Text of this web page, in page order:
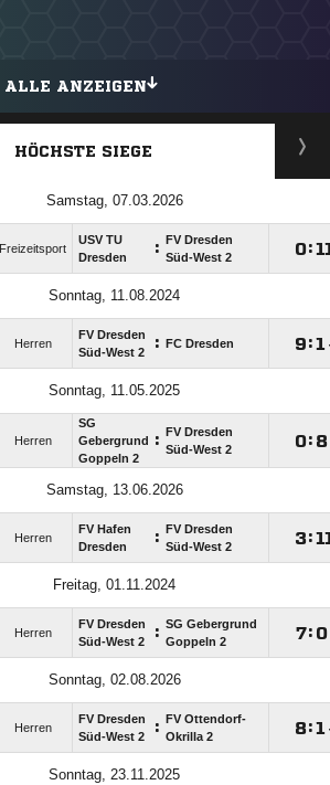
ALLE ANZEIGEN
HÖCHSTE SIEGE
Samstag, 07.03.2026
Freizeitsport
USV TU
Dresden
:
FV Dresden
Süd-West 2
:
Sonntag, 11.08.2024
Herren
FV Dresden
Süd-West 2
: FC Dresden :
Sonntag, 11.05.2025
Herren
SG
Gebergrund
Goppeln 2
:
FV Dresden
Süd-West 2
: 
Samstag, 13.06.2026
Herren
FV Hafen
Dresden
:
FV Dresden
Süd-West 2
:
Freitag, 01.11.2024
Herren
FV Dresden
Süd-West 2
: SG Gebergrund
Goppeln 2
: 
Sonntag, 02.08.2026
Herren
FV Dresden
Süd-West 2
:
FV Ottendorf-
Okrilla 2
:
Sonntag, 23.11.2025